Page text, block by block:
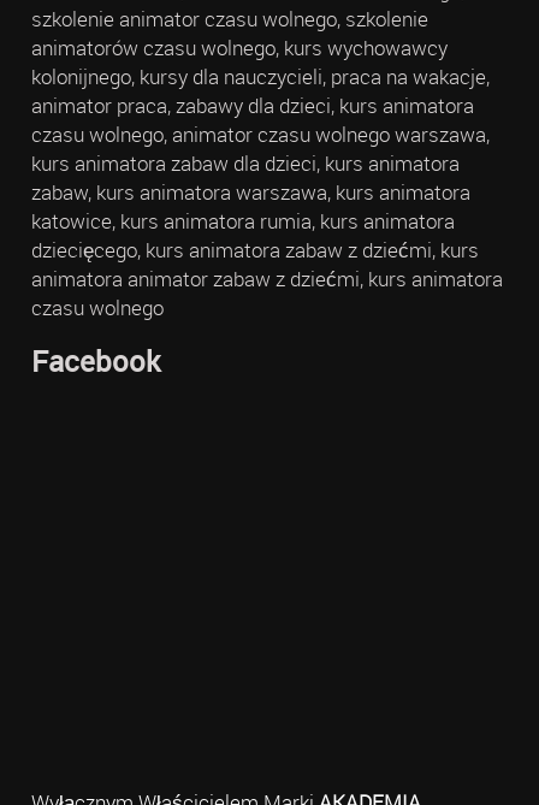
szkolenie animator czasu wolnego, szkolenie
animatorów czasu wolnego, kurs wychowawcy
kolonijnego, kursy dla nauczycieli, praca na wakacje,
animator praca, zabawy dla dzieci, kurs animatora
czasu wolnego, animator czasu wolnego warszawa,
kurs animatora zabaw dla dzieci, kurs animatora
zabaw, kurs animatora warszawa, kurs animatora
katowice, kurs animatora rumia, kurs animatora
dziecięcego, kurs animatora zabaw z dziećmi, kurs
animatora animator zabaw z dziećmi, kurs animatora
czasu wolnego
Facebook